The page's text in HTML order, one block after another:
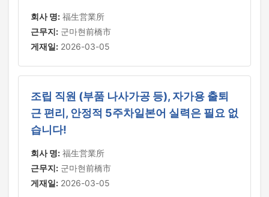
회사 명: 福生営業所
근무지: 군마현前橋市
게재일: 2026-03-05
조립 직원 (부품 나사가공 등), 자가용 출퇴
근 편리, 안정적 5주차일본어 실력은 필요 없
습니다!
회사 명: 福生営業所
근무지: 군마현前橋市
게재일: 2026-03-05